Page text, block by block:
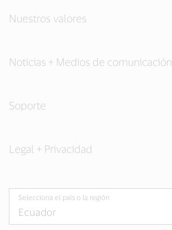
Nuestros valores
Noticias + Medios de comunicación
Soporte
Legal + Privacidad
Selecciona el país o la región